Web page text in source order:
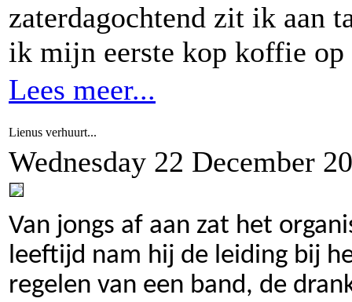
zaterdagochtend zit ik aan
ik mijn eerste kop koffie op
Lees meer...
Lienus verhuurt...
Wednesday 22 December
Van jongs af aan zat het
leeftijd nam hij de leiding bij
regelen van een band, de